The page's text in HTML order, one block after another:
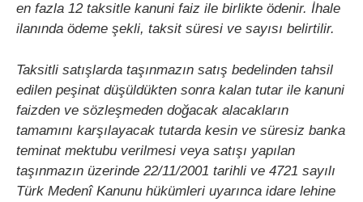
en fazla 12 taksitle kanuni faiz ile birlikte ödenir. İhale
ilanında ödeme şekli, taksit süresi ve sayısı belirtilir.
Taksitli satışlarda taşınmazın satış bedelinden tahsil
edilen peşinat düşüldükten sonra kalan tutar ile kanuni
faizden ve sözleşmeden doğacak alacakların
tamamını karşılayacak tutarda kesin ve süresiz banka
teminat mektubu verilmesi veya satışı yapılan
taşınmazın üzerinde 22/11/2001 tarihli ve 4721 sayılı
Türk Medenî Kanunu hükümleri uyarınca idare lehine